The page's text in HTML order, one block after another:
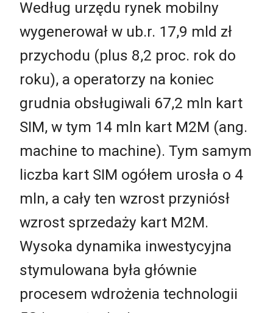
Według urzędu rynek mobilny
wygenerował w ub.r. 17,9 mld zł
przychodu (plus 8,2 proc. rok do
roku), a operatorzy na koniec
grudnia obsługiwali 67,2 mln kart
SIM, w tym 14 mln kart M2M (ang.
machine to machine). Tym samym
liczba kart SIM ogółem urosła o 4
mln, a cały ten wzrost przyniósł
wzrost sprzedaży kart M2M.
Wysoka dynamika inwestycyjna
stymulowana była głównie
procesem wdrożenia technologii